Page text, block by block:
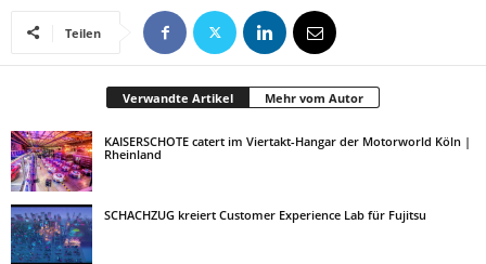
Teilen
Verwandte Artikel Mehr vom Autor
KAISERSCHOTE catert im Viertakt-Hangar der Motorworld Köln |
Rheinland
SCHACHZUG kreiert Customer Experience Lab für Fujitsu